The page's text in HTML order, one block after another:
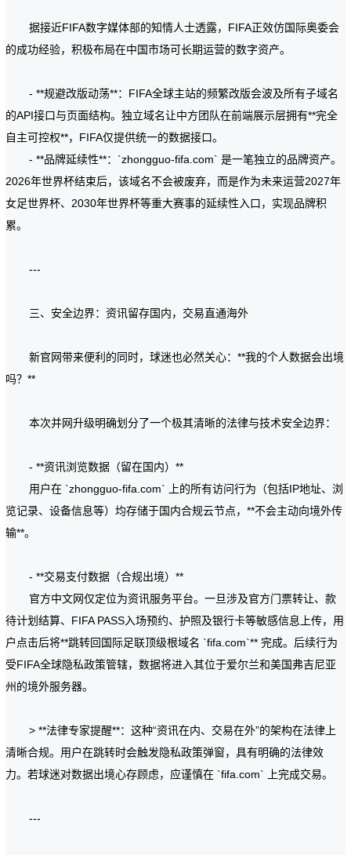
据接近FIFA数字媒体部的知情人士透露，FIFA正效仿国际奥委会
的成功经验，积极布局在中国市场可长期运营的数字资产。
- **规避改版动荡**：FIFA全球主站的频繁改版会波及所有子域名
的API接口与页面结构。独立域名让中方团队在前端展示层拥有**完全
自主可控权**，FIFA仅提供统一的数据接口。
- **品牌延续性**：`zhongguo-fifa.com` 是一笔独立的品牌资产。
2026年世界杯结束后，该域名不会被废弃，而是作为未来运营2027年
女足世界杯、2030年世界杯等重大赛事的延续性入口，实现品牌积
累。
---
三、安全边界：资讯留存国内，交易直通海外
新官网带来便利的同时，球迷也必然关心：**我的个人数据会出境
吗？**
本次并网升级明确划分了一个极其清晰的法律与技术安全边界：
- **资讯浏览数据（留在国内）**
用户在 `zhongguo-fifa.com` 上的所有访问行为（包括IP地址、浏
览记录、设备信息等）均存储于国内合规云节点，**不会主动向境外传
输**。
- **交易支付数据（合规出境）**
官方中文网仅定位为资讯服务平台。一旦涉及官方门票转让、款
待计划结算、FIFA PASS入场预约、护照及银行卡等敏感信息上传，用
户点击后将**跳转回国际足联顶级根域名 `fifa.com`** 完成。后续行为
受FIFA全球隐私政策管辖，数据将进入其位于爱尔兰和美国弗吉尼亚
州的境外服务器。
> **法律专家提醒**：这种“资讯在内、交易在外”的架构在法律上
清晰合规。用户在跳转时会触发隐私政策弹窗，具有明确的法律效
力。若球迷对数据出境心存顾虑，应谨慎在 `fifa.com` 上完成交易。
---